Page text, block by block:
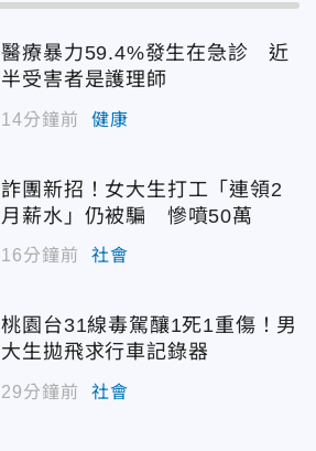
醫療暴力59.4%發生在急診 近
半受害者是護理師
14分鐘前 健康
詐團新招！女大生打工「連領2
月薪水」仍被騙 慘噴50萬
16分鐘前 社會
桃園台31線毒駕釀1死1重傷！男
大生拋飛求行車記錄器
29分鐘前 社會